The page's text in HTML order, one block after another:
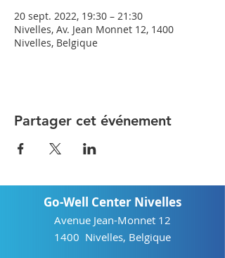
20 sept. 2022, 19:30 – 21:30
Nivelles, Av. Jean Monnet 12, 1400
Nivelles, Belgique
Partager cet événement
Go-Well Center Nivelles
Avenue Jean-Monnet 12
1400 Nivelles, Belgique